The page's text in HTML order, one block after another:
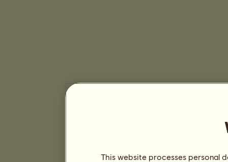
This website processes personal